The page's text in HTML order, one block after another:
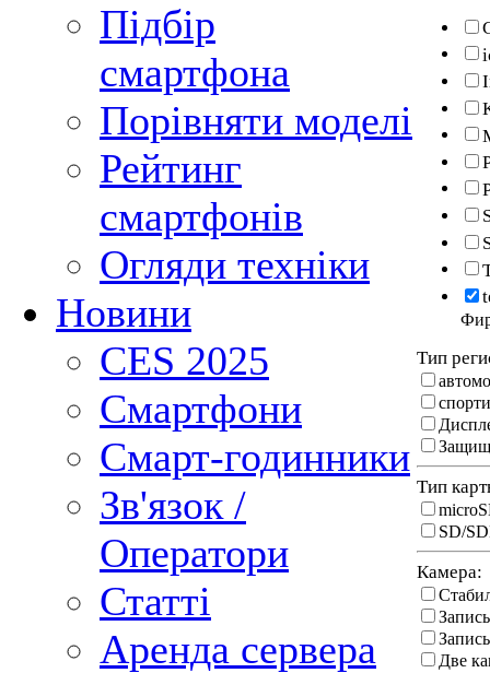
Підбір
смартфона
Порівняти моделі
Рейтинг
смартфонів
Огляди техніки
Новини
CES 2025
Смартфони
Смарт-годинники
Зв'язок /
Оператори
Статті
Аренда сервера
Тип
Тип
SD/
Камера:
Две